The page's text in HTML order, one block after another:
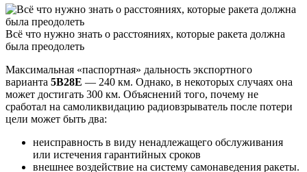
Всё что нужно знать о расстояниях, которые ракета должна
была преодолеть
Максимальная «паспортная» дальность экспортного
варианта 5В28Е — 240 км. Однако, в некоторых случаях она
может достигать 300 км. Объяснений того, почему не
сработал на самоликвидацию радиовзрыватель после потери
цели может быть два:
неисправность в виду ненадлежащего обслуживания
или истечения гарантийных сроков
внешнее воздействие на систему самонаведения ракеты.